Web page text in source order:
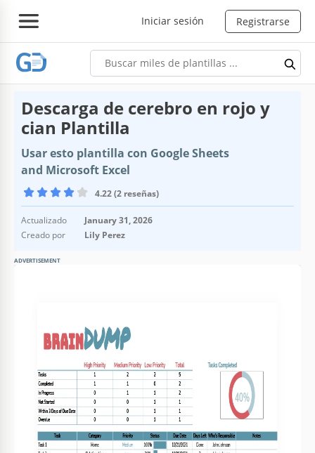
Iniciar sesión Registrarse
Descarga de cerebro en rojo y
cian Plantilla
Usar esto plantilla con Google Sheets
and Microsoft Excel
4.22 (2 reseñas)
Actualizado
January 31, 2026
Creado por
Lily Perez
ADVERTISEMENT